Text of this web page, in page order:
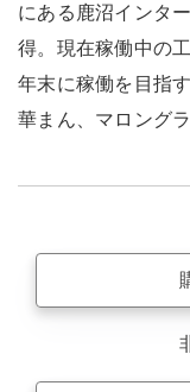
にある鹿沼インタ
得。現在稼働中の
年末に稼働を目指
華まん、マロング